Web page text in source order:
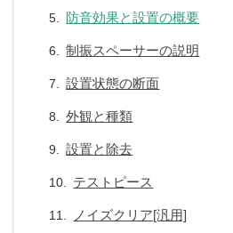
5. 防音効果と設置の概要
6.制振スペーサーの説明
7.設置状態の断面
8.外観と種類
9.設置と除去
10. テストピース
11. ノイズクリア[汎用]